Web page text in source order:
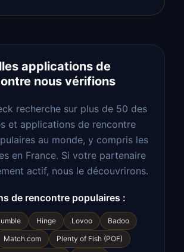
applications de
nous vérifions
recherche sur plus de 50 des
et applications de rencontre
au monde, y compris les
en France. Si votre partenaire
actif, nous le découvrirons.
de rencontre populaires :
Hinge Lovoo
Badoo
Match.com
Plenty of Fish (POF)